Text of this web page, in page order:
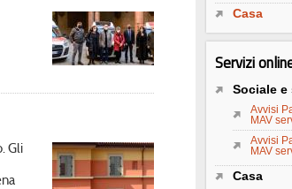
Gli
Casa
Servizi
Sociale e
Avvisi
MAV
Avvisi
MAV
Casa